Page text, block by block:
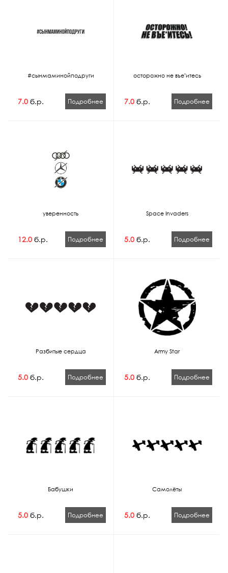
#сынмаминойподруги
7.0 б.р. Подробнее
осторожно не въе"итесь
7.0 б.р. Подробнее
уверенность
12.0 б.р. Подробнее
Space Invaders
5.0 б.р. Подробнее
Разбитые сердца
5.0 б.р. Подробнее
Army Star
5.0 б.р. Подробнее
Бабушки
5.0 б.р. Подробнее
Самолёты
5.0 б.р. Подробнее